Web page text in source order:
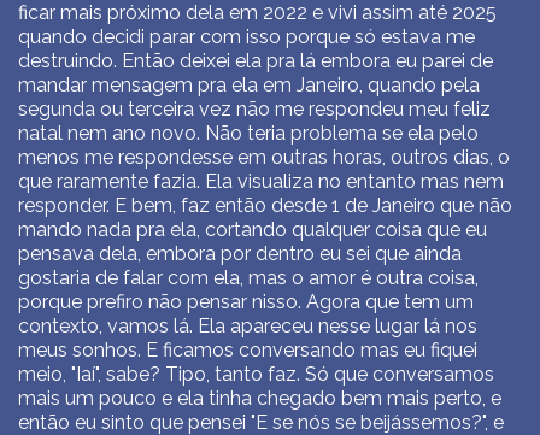
ficar mais próximo dela em 2022 e vivi assim até 2025
quando decidi parar com isso porque só estava me
destruindo. Então deixei ela pra lá embora eu parei de
mandar mensagem pra ela em Janeiro, quando pela
segunda ou terceira vez não me respondeu meu feliz
natal nem ano novo. Não teria problema se ela pelo
menos me respondesse em outras horas, outros dias, o
que raramente fazia. Ela visualiza no entanto mas nem
responder. E bem, faz então desde 1 de Janeiro que não
mando nada pra ela, cortando qualquer coisa que eu
pensava dela, embora por dentro eu sei que ainda
gostaria de falar com ela, mas o amor é outra coisa,
porque prefiro não pensar nisso. Agora que tem um
contexto, vamos lá. Ela apareceu nesse lugar lá nos
meus sonhos. E ficamos conversando mas eu fiquei
meio, "Iaí", sabe? Tipo, tanto faz. Só que conversamos
mais um pouco e ela tinha chegado bem mais perto, e
então eu sinto que pensei "E se nós se beijássemos?", e